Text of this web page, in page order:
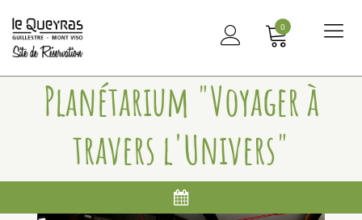
0
Planétarium "Voyager à
travers l'Univers"